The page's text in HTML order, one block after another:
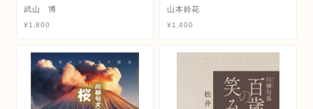
武山 博
¥1,800
山本鈴花
¥1,400